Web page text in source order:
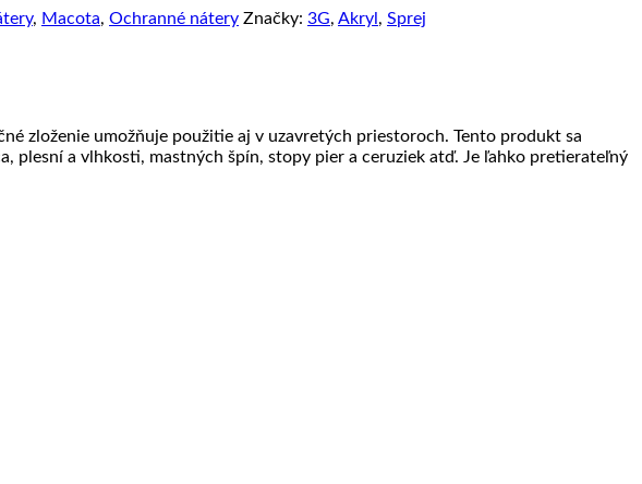
, Macota, Ochranné nátery Značky: 3G, Akryl , Sprej
zloženie umožňuje použitie aj v uzavretých priestoroch. Tento produkt sa
plesní a vlhkosti, mastných špín, stopy pier a ceruziek atď. Je ľahko pretierateľný